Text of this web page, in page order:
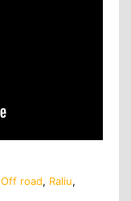
Off road, Raliu,